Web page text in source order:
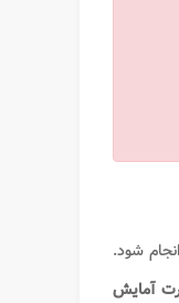
شود.
آمایش